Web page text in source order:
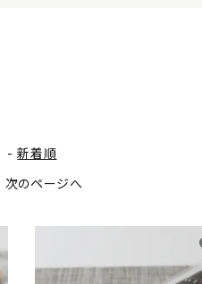
ラ
-新着順
次のページへ